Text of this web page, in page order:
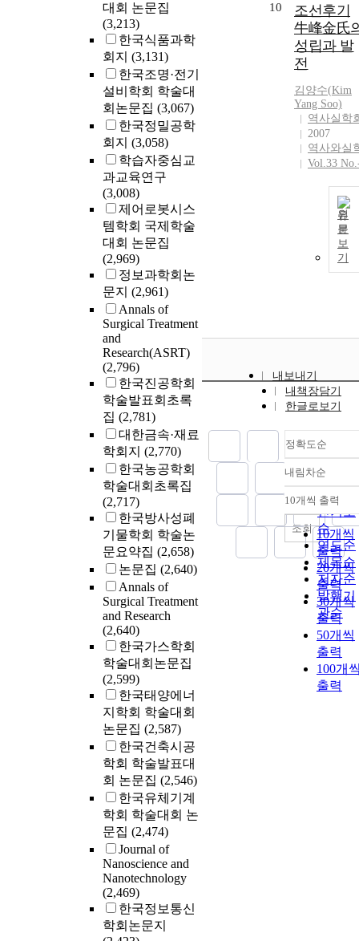
대회 논문집
(3,213)
한국식품과학
회지 (3,131)
한국조명·전기
설비학회 학술대
회논문집 (3,067)
한국정밀공학
회지 (3,058)
학습자중심교
과교육연구
(3,008)
제어로봇시스
템학회 국제학술
대회 논문집
(2,969)
정보과학회논
문지 (2,961)
Annals of
Surgical Treatment
and
Research(ASRT)
(2,796)
한국진공학회
학술발표회초록
집 (2,781)
대한금속·재료
학회지 (2,770)
한국농공학회
학술대회초록집
(2,717)
한국방사성폐
기물학회 학술논
문요약집 (2,658)
논문집 (2,640)
Annals of
Surgical Treatment
and Research
(2,640)
한국가스학회
학술대회논문집
(2,599)
한국태양에너
지학회 학술대회
논문집 (2,587)
한국건축시공
학회 학술발표대
회 논문집 (2,546)
한국유체기계
학회 학술대회 논
문집 (2,474)
Journal of
Nanoscience and
Nanotechnology
(2,469)
한국정보통신
학회논문지
10
조선후기
牛峰金氏
성립과 발
전
김양수(Kim
Yang Soo)
역사실학
2007
역사와실
Vol.33
원
문
보
기
내보내기
내책장담기
한글로보기
정확도순
정확도
순
인기도
순
연도순
제목순
저자순
발행기
관순
내림차순
내림차
10개씩 출력
10개씩
출력
20개씩
출력
30개씩
출력
50개씩
출력
100개
출력
조회